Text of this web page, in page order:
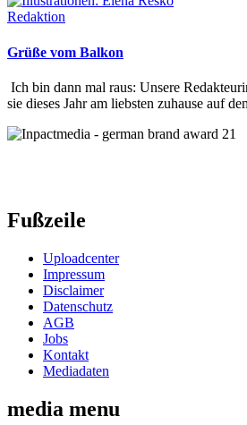
Redaktion
Grüße vom Balkon
Ich bin dann mal raus: Unsere
sie dieses Jahr am liebsten zuhause auf
Fußzeile
Uploadcenter
Impressum
Disclaimer
Datenschutz
AGB
Jobs
Kontakt
Mediadaten
media menu